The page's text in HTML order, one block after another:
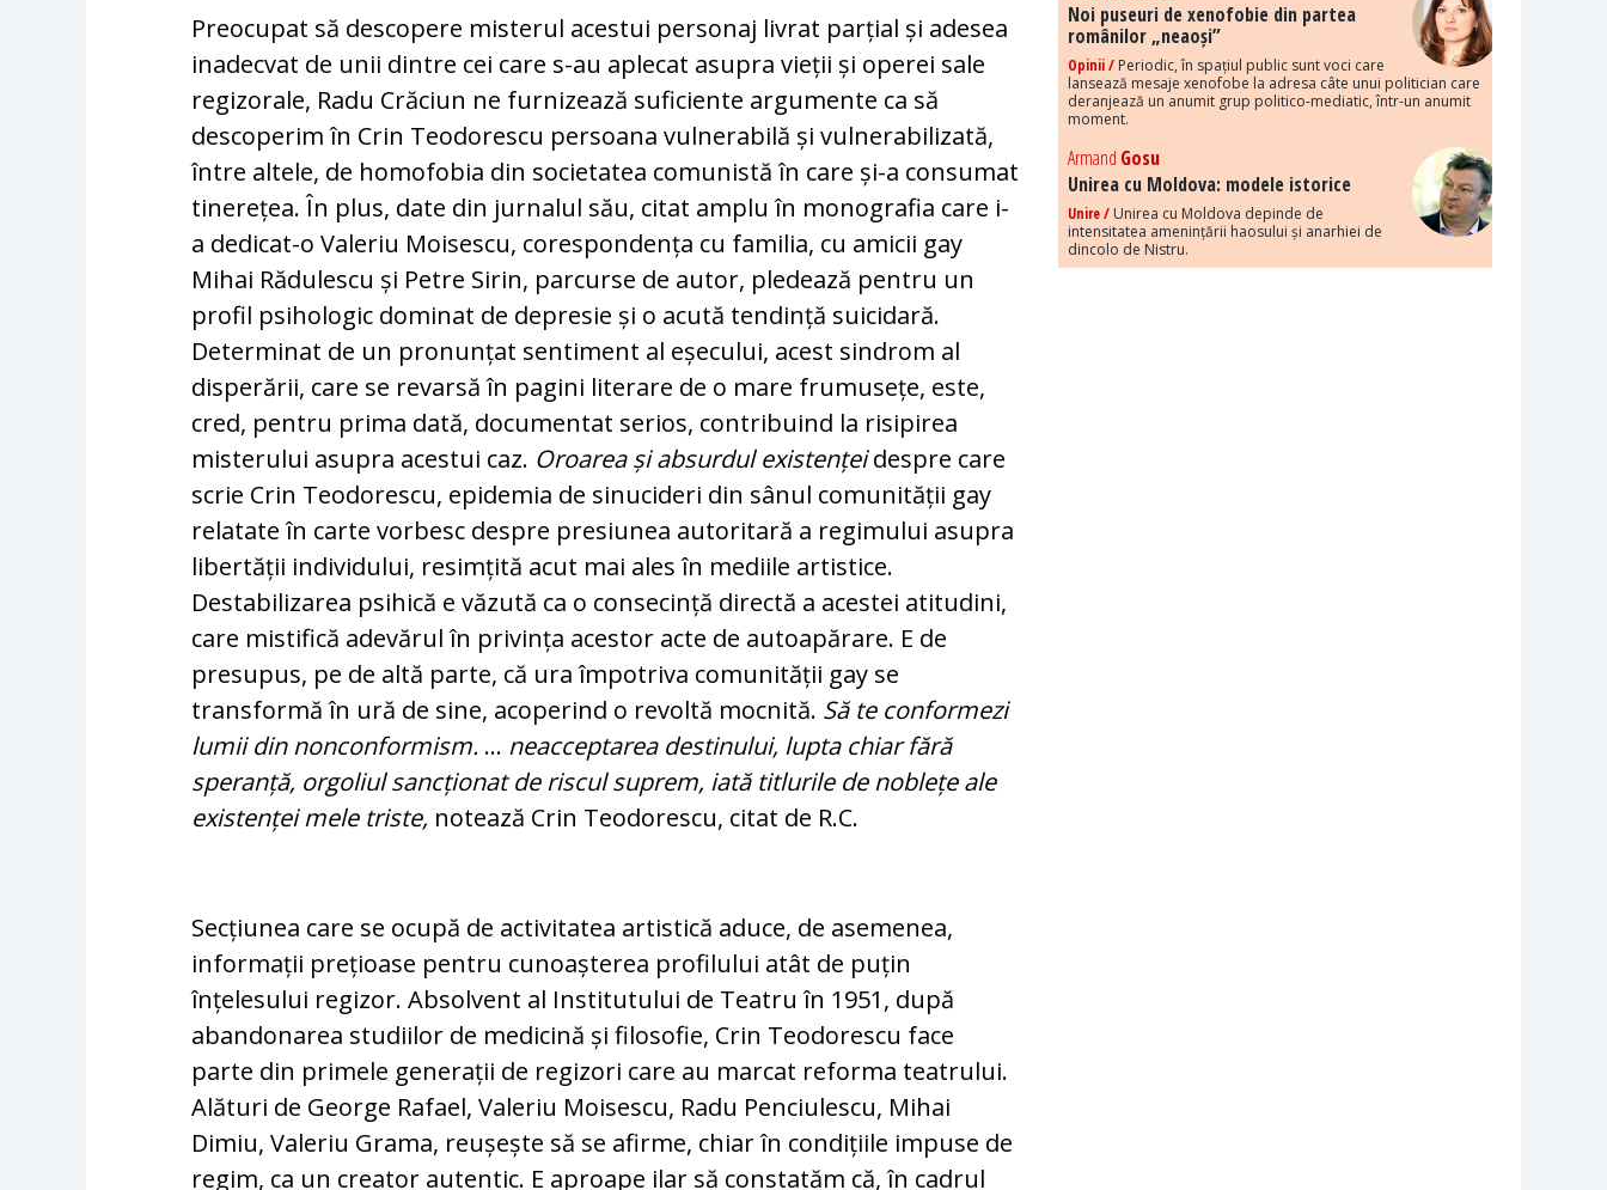
Preocupat să descopere misterul acestui personaj livrat parțial și adesea
inadecvat de unii dintre cei care s-au aplecat asupra vieții și operei sale
regizorale, Radu Crăciun ne furnizează suficiente argumente ca să
descoperim în Crin Teodorescu persoana vulnerabilă și vulnerabilizată,
între altele, de homofobia din societatea comunistă în care și-a consumat
tinerețea. În plus, date din jurnalul său, citat amplu în monografia care i-
a dedicat-o Valeriu Moisescu, corespondența cu familia, cu amicii gay
Mihai Rădulescu și Petre Sirin, parcurse de autor, pledează pentru un
profil psihologic dominat de depresie și o acută tendință suicidară.
Determinat de un pronunțat sentiment al eșecului, acest sindrom al
disperării, care se revarsă în pagini literare de o mare frumusețe, este,
cred, pentru prima dată, documentat serios, contribuind la risipirea
misterului asupra acestui caz. Oroarea și absurdul existențeidespre care
scrie Crin Teodorescu, epidemia de sinucideri din sânul comunității gay
relatate în carte vorbesc despre presiunea autoritară a regimului asupra
libertății individului, resimțită acut mai ales în mediile artistice.
Destabilizarea psihică e văzută ca o consecință directă a acestei atitudini,
care mistifică adevărul în privința acestor acte de autoapărare. E de
presupus, pe de altă parte, că ura împotriva comunității gay se
transformă în ură de sine, acoperind o revoltă mocnită. Să te conformezi
lumii din nonconformism. … neacceptarea destinului, lupta chiar fără
speranță, orgoliul sancționat de riscul suprem, iată titlurile de noblețe ale
existenței mele triste, notează Crin Teodorescu, citat de R.C.
Secțiunea care se ocupă de activitatea artistică aduce, de asemenea,
informații prețioase pentru cunoașterea profilului atât de puțin
înțelesului regizor. Absolvent al Institutului de Teatru în 1951, după
abandonarea studiilor de medicină și filosofie, Crin Teodorescu face
parte din primele generații de regizori care au marcat reforma teatrului.
Alături de George Rafael, Valeriu Moisescu, Radu Penciulescu, Mihai
Dimiu, Valeriu Grama, reușește să se afirme, chiar în condițiile impuse de
regim, ca un creator autentic. E aproape ilar să constatăm că, în cadrul
Noi puseuri de xenofobie din partea
românilor „neaoși”
Opinii / Periodic, în spațiul public sunt voci care
lansează mesaje xenofobe la adresa câte unui politician care
deranjează un anumit grup politico-mediatic, într-un anumit
moment.
Armand Gosu
Unirea cu Moldova: modele istorice
Unire / Unirea cu Moldova depinde de
intensitatea amenințării haosului și anarhiei de
dincolo de Nistru.